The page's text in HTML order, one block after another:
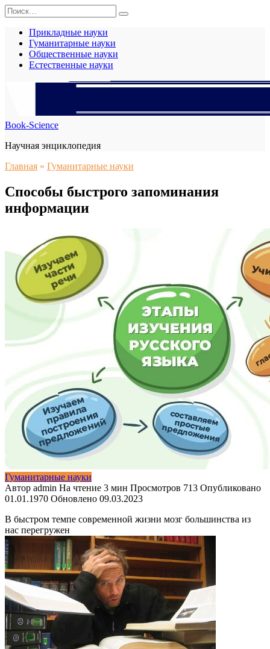
Перейти
к
содержанию
Search
for:
Прикладные науки
Гуманитарные науки
Общественные науки
Естественные науки
Book-Science
Научная энциклопедия
Главная » Гуманитарные науки
Способы быстрого запоминания
информации
Гуманитарные науки
Автор admin На чтение 3 мин Просмотров 713 Опубликовано
01.01.1970 Обновлено 09.03.2023
В быстром темпе современной жизни мозг большинства из
нас перегружен